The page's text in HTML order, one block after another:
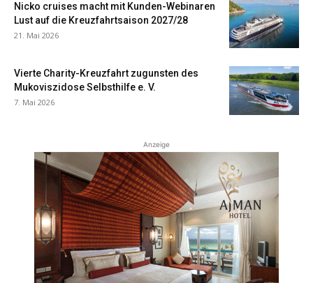
Nicko cruises macht mit Kunden-Webinaren
Lust auf die Kreuzfahrtsaison 2027/28
21. Mai 2026
Vierte Charity-Kreuzfahrt zugunsten des
Mukoviszidose Selbsthilfe e. V.
7. Mai 2026
Anzeige